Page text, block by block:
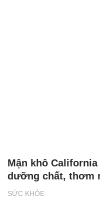
SỨC KHỎE
Mận khô
dưỡng chất, thơm